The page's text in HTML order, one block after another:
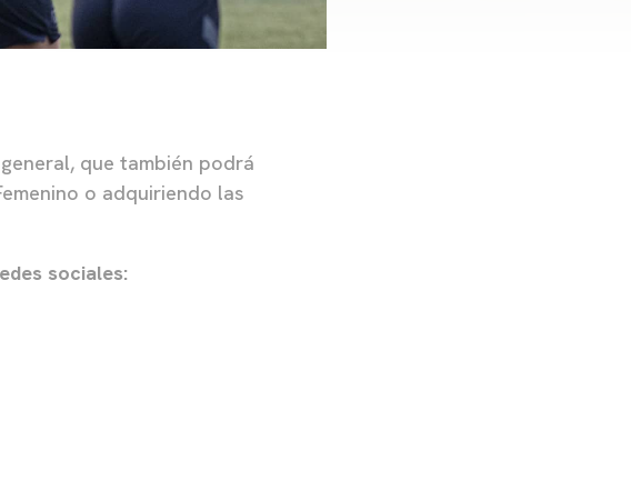
que también podrá
o adquiriendo las
sociales: